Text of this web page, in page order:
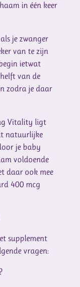
in één keer
je zwanger
van te zijn
ietwat
van de
zodra je daar
Vitality ligt
natuurlijke
je baby
voldoende
daar ook mee
400 mcg
supplement
vragen: